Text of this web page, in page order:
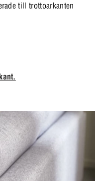
till trottoarkanten